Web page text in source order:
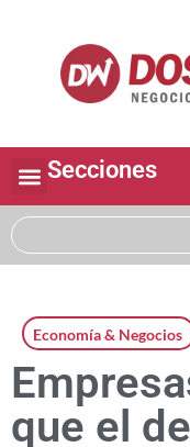
Secciones
Economía & Negocios
que el